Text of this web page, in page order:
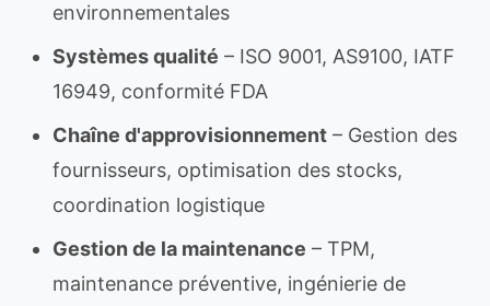
environnementales
Systèmes qualité – ISO 9001, AS9100, IATF
16949, conformité FDA
Chaîne d'approvisionnement – Gestion des
fournisseurs, optimisation des stocks,
coordination logistique
Gestion de la maintenance – TPM,
maintenance préventive, ingénierie de